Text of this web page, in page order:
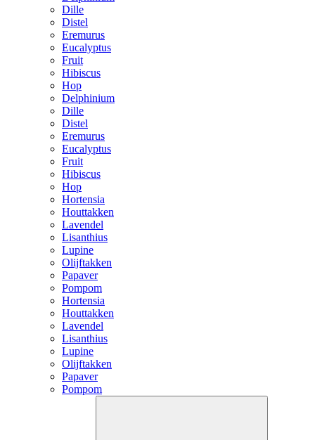
Dille
Distel
Eremurus
Eucalyptus
Fruit
Hibiscus
Hop
Delphinium
Dille
Distel
Eremurus
Eucalyptus
Fruit
Hibiscus
Hop
Hortensia
Houttakken
Lavendel
Lisanthius
Lupine
Olijftakken
Papaver
Pompom
Hortensia
Houttakken
Lavendel
Lisanthius
Lupine
Olijftakken
Papaver
Pompom